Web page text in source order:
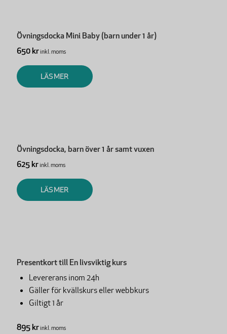
Övningsdocka Mini Baby (barn under 1 år)
650 krinkl. moms
LÄS MER
Övningsdocka, barn över 1 år samt vuxen
625 krinkl. moms
LÄS MER
Presentkort till En livsviktig kurs
Levererans inom 24h
Gäller för kvällskurs eller webbkurs
Giltigt 1 år
895 krinkl. moms